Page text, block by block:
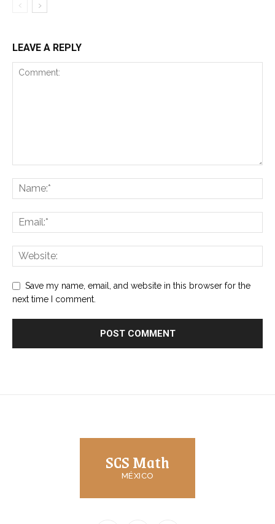
LEAVE A REPLY
Save my name, email, and website in this browser for the
next time I comment.
SCS Math
MÉXICO